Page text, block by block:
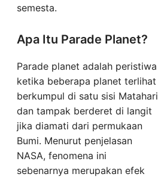
semesta.
Apa Itu Parade Planet?
Parade planet adalah peristiwa
ketika beberapa planet terlihat
berkumpul di satu sisi Matahari
dan tampak berderet di langit
jika diamati dari permukaan
Bumi. Menurut penjelasan
NASA, fenomena ini
sebenarnya merupakan efek